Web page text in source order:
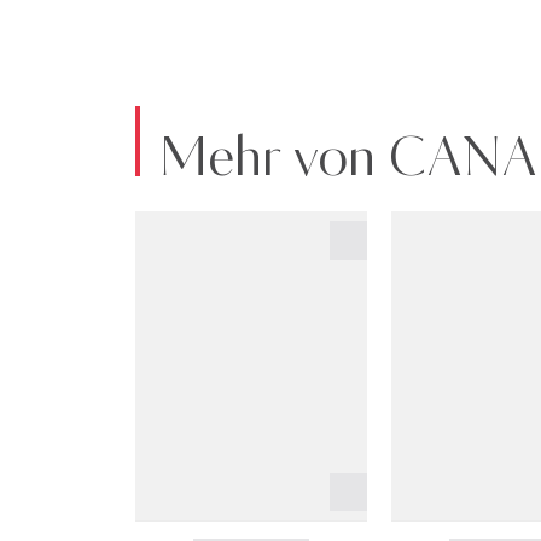
Mehr von